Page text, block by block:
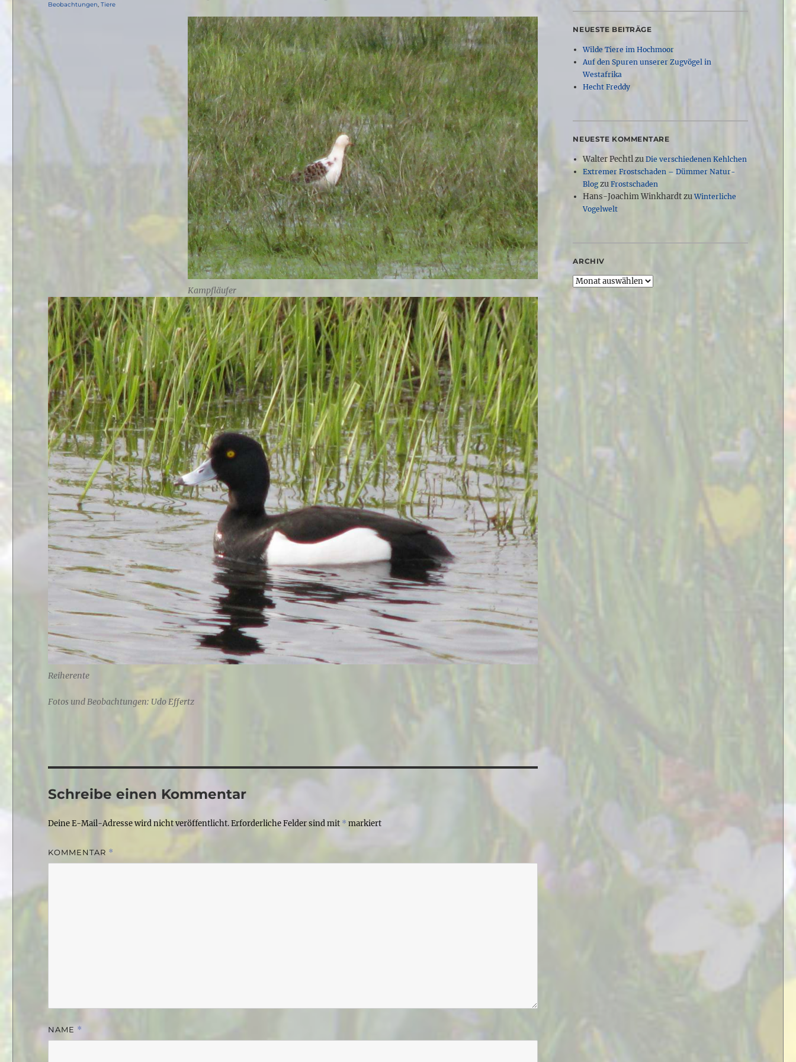
Kampfläufer
Reiherente
Fotos und Beobachtungen: Udo Effertz
Kategorien
Beobachtungen,Tiere
Schreibe einen Kommentar
Deine E-Mail-Adresse wird nicht veröffentlicht.Erforderliche Felder sind mit * markiert
KOMMENTAR *
NAME *
NEUESTE BEITRÄGE
Wilde Tiere im Hochmoor
Auf den Spuren unserer Zugvögel in
Westafrika
Hecht Freddy
NEUESTE KOMMENTARE
Walter Pechtlzu Die verschiedenen Kehlchen
Extremer Frostschaden – Dümmer Natur-
Blogzu Frostschaden
Hans-Joachim WinkhardtzuWinterliche
Vogelwelt
ARCHIV
Archiv